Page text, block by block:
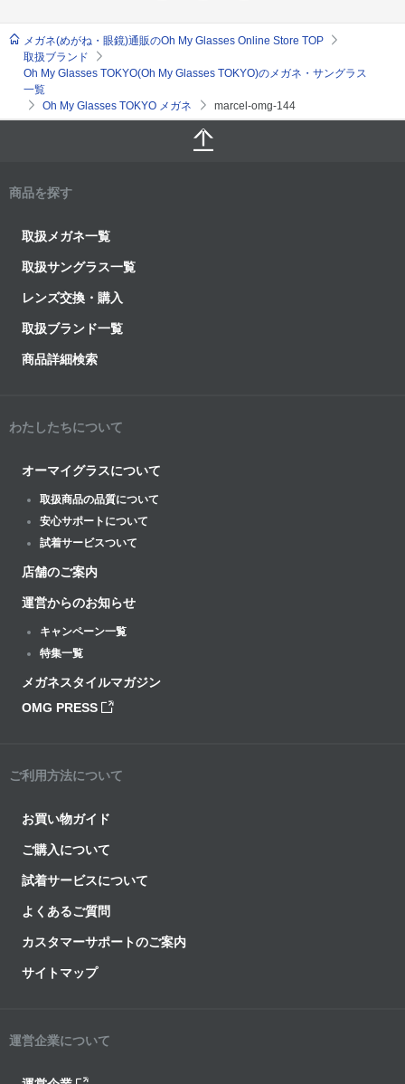
メガネ(めがね・眼鏡)通販のOh My Glasses Online Store TOP
取扱ブランド
Oh My Glasses TOKYO(Oh My Glasses TOKYO)のメガネ・サングラス
一覧
Oh My Glasses TOKYO メガネ
marcel-omg-144
商品を探す
取扱メガネ一覧
取扱サングラス一覧
レンズ交換・購入
取扱ブランド一覧
商品詳細検索
わたしたちについて
オーマイグラスについて
取扱商品の品質について
安心サポートについて
試着サービスついて
店舗のご案内
運営からのお知らせ
キャンペーン一覧
特集一覧
メガネスタイルマガジン
OMG PRESS
ご利用方法について
お買い物ガイド
ご購入について
試着サービスについて
よくあるご質問
カスタマーサポートのご案内
サイトマップ
運営企業について